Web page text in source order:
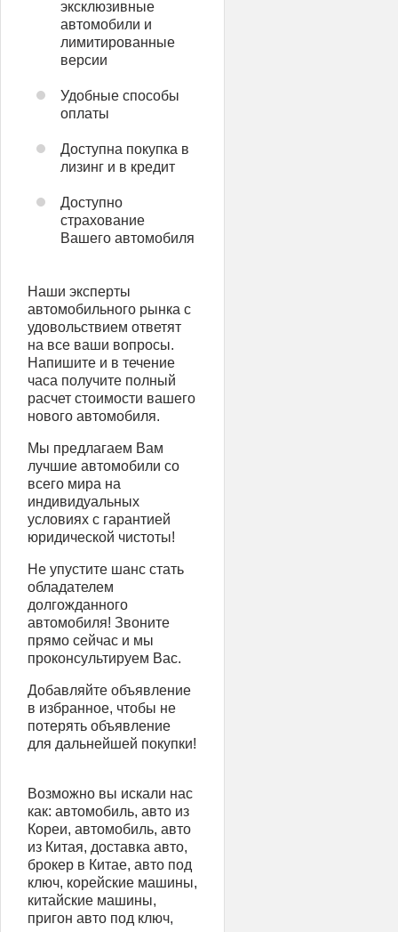
эксклюзивные
автомобили и
лимитированные
версии
Удобные способы
оплаты
Доступна покупка в
лизинг и в кредит
Доступно
страхование
Вашего автомобиля
Наши эксперты
автомобильного рынка с
удовольствием ответят
на все ваши вопросы.
Напишите и в течение
часа получите полный
расчет стоимости вашего
нового автомобиля.
Мы предлагаем Вам
лучшие автомобили со
всего мира на
индивидуальных
условиях с гарантией
юридической чистоты!
Не упустите шанс стать
обладателем
долгожданного
автомобиля! Звоните
прямо сейчас и мы
проконсультируем Вас.
Добавляйте объявление
в избранное, чтобы не
потерять объявление
для дальнейшей покупки!
Возможно вы искали нас
как: автомобиль, авто из
Кореи, автомобиль, авто
из Китая, доставка авто,
брокер в Китае, авто под
ключ, корейские машины,
китайские машины,
пригон авто под ключ,